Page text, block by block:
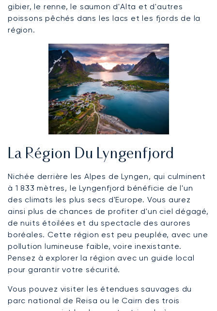
gibier, le renne, le saumon d'Alta et d'autres
poissons pêchés dans les lacs et les fjords de la
région.
La Région Du Lyngenfjord
Nichée derrière les Alpes de Lyngen, qui culminent
à 1 833 mètres, le Lyngenfjord bénéficie de l'un
des climats les plus secs d'Europe. Vous aurez
ainsi plus de chances de profiter d'un ciel dégagé,
de nuits étoilées et du spectacle des aurores
boréales. Cette région est peu peuplée, avec une
pollution lumineuse faible, voire inexistante.
Pensez à explorer la région avec un guide local
pour garantir votre sécurité.
Vous pouvez visiter les étendues sauvages du
parc national de Reisa ou le Cairn des trois